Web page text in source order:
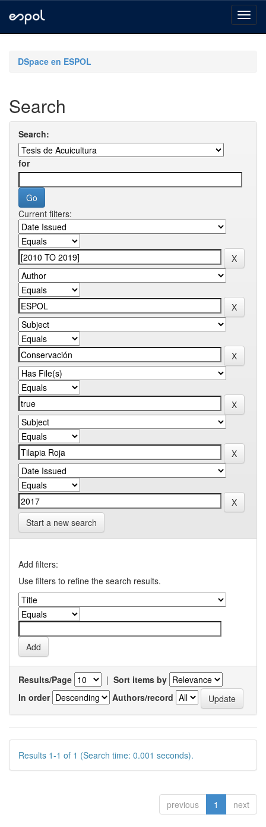
navigationDSpace en ESPOL
Search
Search:
for
Current filters:
Start a new search
Add filters:
Use filters to refine the search results.
Results/Page | Sort items by
In order
Authors/record
Results 1-1 of 1 (Search time: 0.001 seconds).
previous 1 next